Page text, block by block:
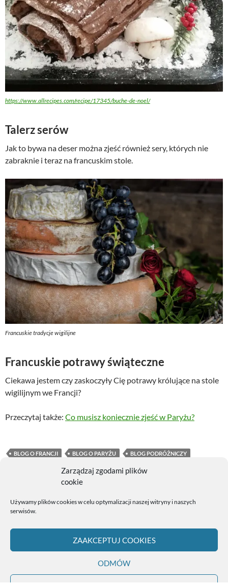
https://www.allrecipes.com/recipe/17345/buche-de-noel/
Talerz serów
Jak to bywa na deser można zjeść również sery, których nie
zabraknie i teraz na francuskim stole.
Francuskie tradycje wigilijne
Francuskie potrawy świąteczne
Ciekawa jestem czy zaskoczyły Cię potrawy królujące na stole
wigilijnym we Francji?
Przeczytaj także: Co musisz koniecznie zjeść w Paryżu?
BLOG O FRANCJI BLOG O PARYŻU
BLOG PODRÓŻNICZY
FRANCUSKIE POTRAWY ŚWIĄTECZNE
GASTRONOMIA FRANCUSKA
OSTRYGI
POTRAWY WIGILIJNE NA ŚWIECIE
Zarządzaj zgodami plików
cookie
Używamy plików cookies w celu optymalizacji naszej witryny i naszych
serwisów.
ZAAKCEPTUJ COOKIES
ODMÓW